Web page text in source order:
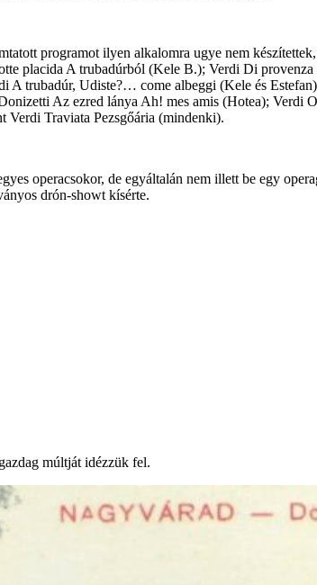
programot ilyen alkalomra ugye nem
placida A trubadúrból (Kele B.); Verdi Di
trubadúr, Udiste?… come albeggi (Kele és
Az ezred lánya Ah! mes amis (Hotea);
Verdi Traviata Pezsgőária (mindenki).
operacsokor, de egyáltalán nem illett be egy
drón-showt kísérte.
múltját idézzük fel.